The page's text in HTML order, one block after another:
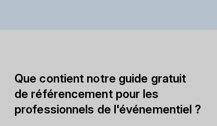
Que contient notre guide gratuit
de référencement pour les
professionnels de l'événementiel ?